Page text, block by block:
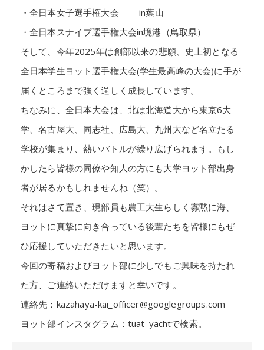
・全日本女子選手権大会 in葉山
・全日本スナイプ選手権大会in境港（鳥取県）
そして、今年2025年は創部以来の悲願、史上初となる
全日本学生ヨット選手権大会(学生最高峰の大会)に手が
届くところまで強く逞しく成長しています。
ちなみに、全日本大会は、北は北海道大から東京6大
学、名古屋大、同志社、広島大、九州大など名立たる
学校が集まり、熱いバトルが繰り広げられます。もし
かしたら皆様の同僚や知人の方にも大学ヨット部出身
者が居るかもしれませんね（笑）。
それはさて置き、現部員も農工大生らしく寡黙に海、
ヨットに真摯に向き合っている後輩たちを皆様にもぜ
ひ応援していただきたいと思います。
今回の寄稿およびヨット部に少しでもご興味を持たれ
た方、ご連絡いただけますと幸いです。
連絡先：kazahaya-kai_officer@googlegroups.com
ヨット部インスタグラム：tuat_yachtで検索。